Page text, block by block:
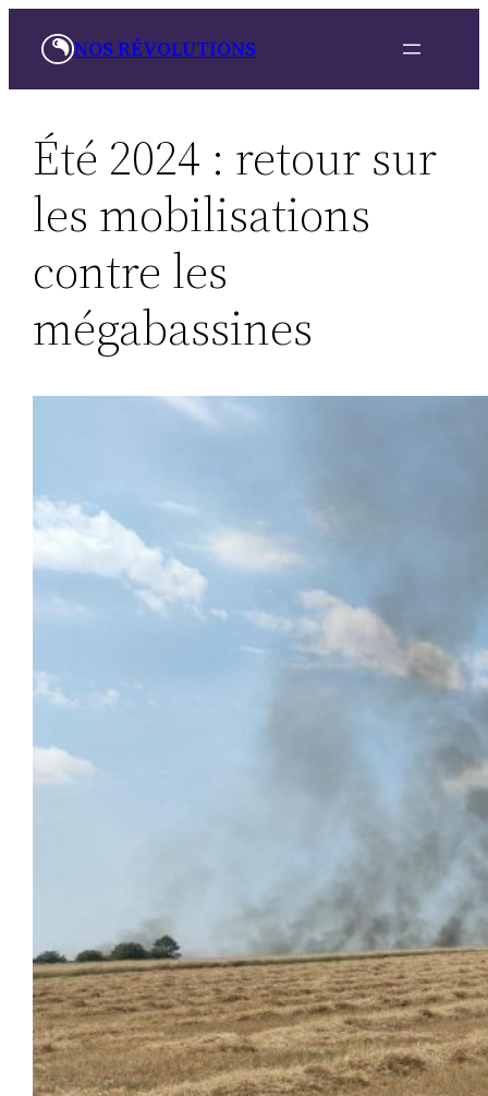
NOS RÉVOLUTIONS
Été 2024 : retour sur
les mobilisations
contre les
mégabassines